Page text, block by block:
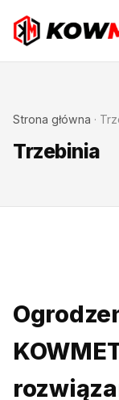
Strona główna ·
Trzebinia